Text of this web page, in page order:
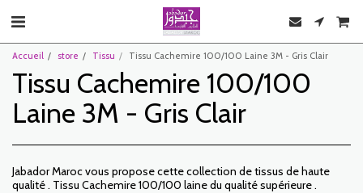
Accueil store Tissu Tissu Cachemire 100/100 Laine 3M - Gris Clair
Tissu Cachemire 100/100
Laine 3M - Gris Clair
Jabador Maroc vous propose cette collection de tissus de haute
qualité . Tissu Cachemire 100/100 laine du qualité supérieure .